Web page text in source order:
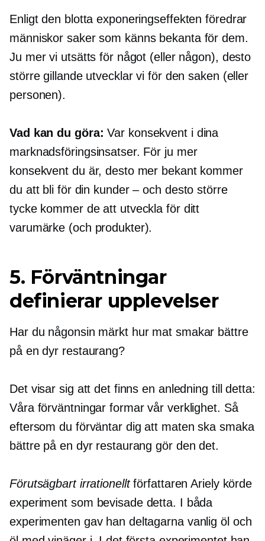
Enligt den blotta exponeringseffekten föredrar
människor saker som känns bekanta för dem.
Ju mer vi utsätts för något (eller någon), desto
större gillande utvecklar vi för den saken (eller
personen).
Vad kan du göra: Var konsekvent i dina
marknadsföringsinsatser. För ju mer
konsekvent du är, desto mer bekant kommer
du att bli för din kunder – och desto större
tycke kommer de att utveckla för ditt
varumärke (och produkter).
5. Förväntningar
definierar upplevelser
Har du någonsin märkt hur mat smakar bättre
på en dyr restaurang?
Det visar sig att det finns en anledning till detta:
Våra förväntningar formar vår verklighet. Så
eftersom du förväntar dig att maten ska smaka
bättre på en dyr restaurang gör den det.
Förutsägbart irrationelltförfattaren Ariely körde
experiment som bevisade detta. I båda
experimenten gav han deltagarna vanlig öl och